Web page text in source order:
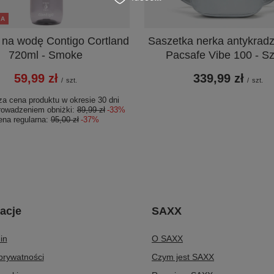
wodę Contigo Cortland
720ml - Smoke
59,99 zł / szt.
cena produktu w okresie 30 dni
obniżki:89,99 zł -33%
regularna:95,00 zł -37%
Saszetka nerka
Pacsafe Vibe 100 -
339,99 zł / szt.
SAXX
O SAXX
Czym jest SAXX